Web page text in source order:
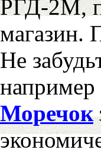
РГД-2М,
магазин.
Не
Моречок